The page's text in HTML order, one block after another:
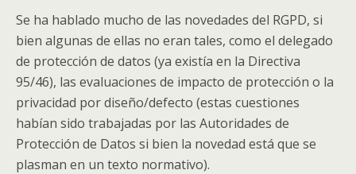
Se ha hablado mucho de las novedades del RGPD, si
bien algunas de ellas no eran tales, como el delegado
de protección de datos (ya existía en la Directiva
95/46), las evaluaciones de impacto de protección o la
privacidad por diseño/defecto (estas cuestiones
habían sido trabajadas por las Autoridades de
Protección de Datos si bien la novedad está que se
plasman en un texto normativo).